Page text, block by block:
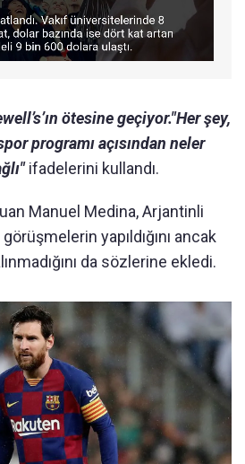
ötesine geçiyor."Her şey,
programı açısından neler
ifadelerini kullandı.
Manuel Medina, Arjantinli
yapıldığını ancak
da sözlerine ekledi.